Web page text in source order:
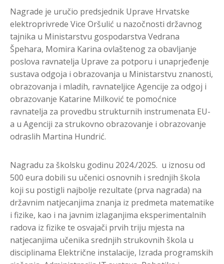
Nagrade je uručio predsjednik Uprave Hrvatske
elektroprivrede Vice Oršulić u nazočnosti državnog
tajnika u Ministarstvu gospodarstva Vedrana
Špehara, Momira Karina ovlaštenog za obavljanje
poslova ravnatelja Uprave za potporu i unaprjeđenje
sustava odgoja i obrazovanja u Ministarstvu znanosti,
obrazovanja i mladih, ravnateljice Agencije za odgoj i
obrazovanje Katarine Milković te pomoćnice
ravnatelja za provedbu strukturnih instrumenata EU-
a u Agenciji za strukovno obrazovanje i obrazovanje
odraslih Martina Hundrić.
Nagradu za školsku godinu 2024./2025. u iznosu od
500 eura dobili su učenici osnovnih i srednjih škola
koji su postigli najbolje rezultate (prva nagrada) na
državnim natjecanjima znanja iz predmeta matematike
i fizike, kao i na javnim izlaganjima eksperimentalnih
radova iz fizike te osvajači prvih triju mjesta na
natjecanjima učenika srednjih strukovnih škola u
disciplinama Električne instalacije, Izrada programskih